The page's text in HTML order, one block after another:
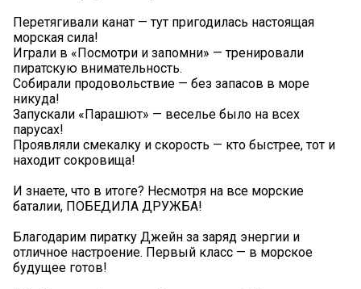
Перетягивали канат — тут пригодилась настоящая
морская сила!
Играли в «Посмотри и запомни» — тренировали
пиратскую внимательность.
Собирали продовольствие — без запасов в море
никуда!
Запускали «Парашют» — веселье было на всех
парусах!
Проявляли смекалку и скорость — кто быстрее, тот и
находит сокровища!
И знаете, что в итоге? Несмотря на все морские
баталии, ПОБЕДИЛА ДРУЖБА!
Благодарим пиратку Джейн за заряд энергии и
отличное настроение. Первый класс — в морское
будущее готов!